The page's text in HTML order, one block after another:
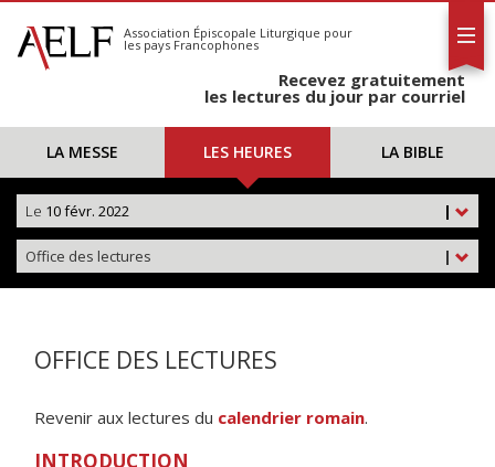
S'abonner
Calendrier
Association Épiscopale Liturgique pour
les pays Francophones
Recevez gratuitement
les lectures du jour par courriel
LA MESSE LES HEURES LA BIBLE
|
Le 10 févr. 2022
|
Office des lectures
OFFICE DES LECTURES
Revenir aux lectures du calendrier romain.
INTRODUCTION